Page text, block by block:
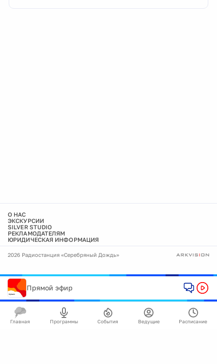
О НАС
ЭКСКУРСИИ
SILVER STUDIO
РЕКЛАМОДАТЕЛЯМ
ЮРИДИЧЕСКАЯ ИНФОРМАЦИЯ
2026 Радиостанция «Серебряный Дождь»
Прямой эфир
Главная Программы События Ведущие Расписание